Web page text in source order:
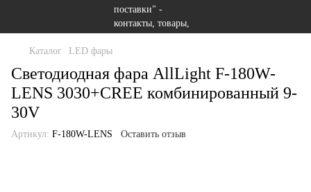
Каталог LED фары
Светодиодная фара AllLight F-180W-
LENS 3030+CREE комбинированный 9-
30V
Артикул: F-180W-LENS Оставить отзыв